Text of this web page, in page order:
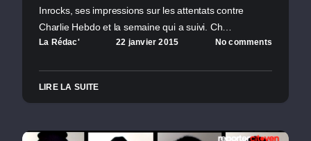
Inrocks, ses impressions sur les attentats contre
Charlie Hebdo et la semaine qui a suivi. Ch…
La Rédac' 22 janvier 2015 No comments
LIRE LA SUITE